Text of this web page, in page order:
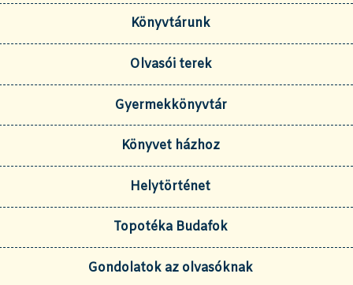
Könyvtárunk
Olvasói terek
Gyermekkönyvtár
Könyvet házhoz
Helytörténet
Topotéka Budafok
Gondolatok az olvasóknak